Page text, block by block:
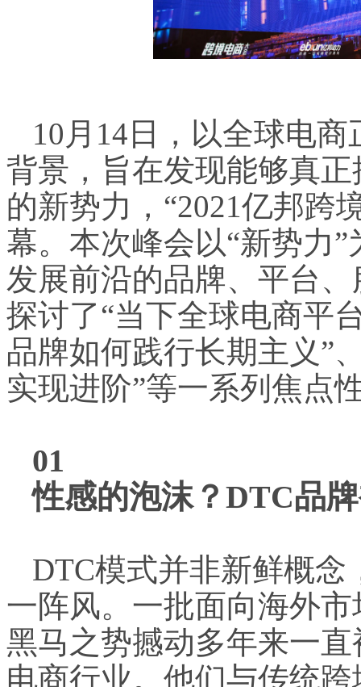
10月14日，以全球电
背景，旨在发现能够真
的新势力，“2021亿邦跨
幕。本次峰会以“新势力
发展前沿的品牌、平台
探讨了“当下全球电商平
品牌如何践行长期主义”
实现进阶”等一系列焦点
01
性感的泡沫？DTC品
DTC模式并非新鲜概
一阵风。一批面向海外
黑马之势撼动多年来一
电商行业。他们与传统